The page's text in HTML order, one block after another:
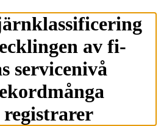
av fi-
servicenivå